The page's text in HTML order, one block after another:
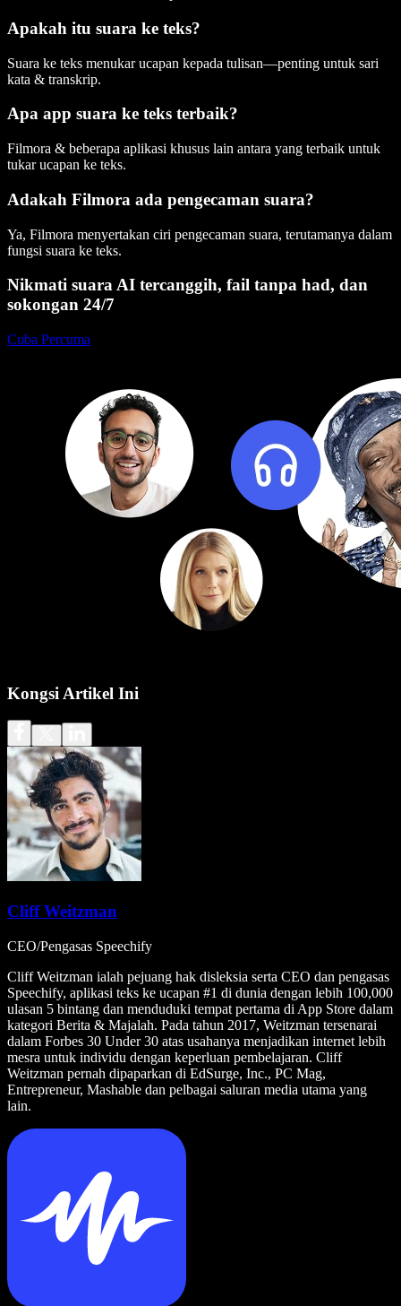
Apakah itu suara ke teks?
Suara ke teks menukar ucapan kepada tulisan—penting untuk sari
kata & transkrip.
Apa app suara ke teks terbaik?
Filmora & beberapa aplikasi khusus lain antara yang terbaik untuk
tukar ucapan ke teks.
Adakah Filmora ada pengecaman suara?
Ya, Filmora menyertakan ciri pengecaman suara, terutamanya dalam
fungsi suara ke teks.
Nikmati suara AI tercanggih, fail tanpa had, dan
sokongan 24/7
Cuba Percuma
Kongsi Artikel Ini
Cliff Weitzman
CEO/Pengasas Speechify
Cliff Weitzman ialah pejuang hak disleksia serta CEO dan pengasas
Speechify, aplikasi teks ke ucapan #1 di dunia dengan lebih 100,000
ulasan 5 bintang dan menduduki tempat pertama di App Store dalam
kategori Berita & Majalah. Pada tahun 2017, Weitzman tersenarai
dalam Forbes 30 Under 30 atas usahanya menjadikan internet lebih
mesra untuk individu dengan keperluan pembelajaran. Cliff
Weitzman pernah dipaparkan di EdSurge, Inc., PC Mag,
Entrepreneur, Mashable dan pelbagai saluran media utama yang
lain.